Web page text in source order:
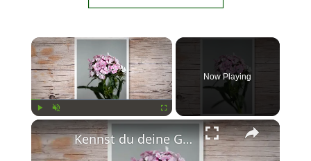
Now Playing
Kennst du deine Geburtsblume?